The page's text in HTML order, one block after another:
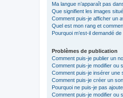
Ma langue n’apparaît pas
Que signifient les images
Comment puis-je afficher un
Quel est mon rang et
Pourquoi m’est-il demandé
Problèmes de publication
Comment puis-je publier un
Comment puis-je modifier ou
Comment puis-je insérer une
Comment puis-je créer un
Pourquoi ne puis-je pas
Comment puis-je modifier ou